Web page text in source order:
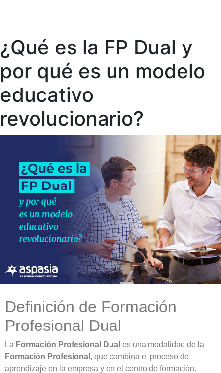
¿Qué es la FP Dual y
por qué es un modelo
educativo
revolucionario?
Definición de Formación
Profesional Dual
La Formación Profesional Dual es una modalidad de la
Formación Profesional , que combina el proceso de
aprendizaje en la empresa y en el centro de formación.